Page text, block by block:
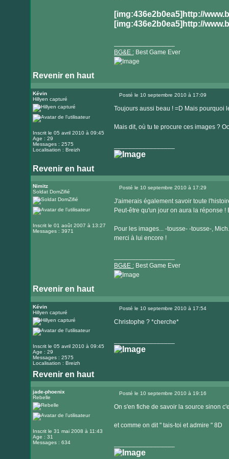
[img:436e2b0ea5]http://
[img:436e2b0ea5]http://
BG&E :Best Game Ever
Revenir en haut
le
internet
Kévin
Hillyen capturé
Inscrit le 05 avril 2010 à 09:45
Age : 29
Messages : 2575
Localisation : Breizh
Posté le 10 septembre 2010 à 17:09
Toujours aussi beau ! =D Mais pourquoi
Mais dit, où tu te procure ces images ?
Revenir en haut
Nimitz
Soldat DomZifié
Inscrit le 01 août 2007 à 13:27
Messages : 3971
Posté le 10 septembre 2010 à 17:29
J'aimerais également savoir toute
Peut-être qu'un jour on aura la réponse !
Pour les images... -tousse- -tousse-,
merci à lui encore !
BG&E :Best Game Ever
Revenir en haut
le
internet
Kévin
Hillyen capturé
Inscrit le 05 avril 2010 à 09:45
Age : 29
Messages : 2575
Localisation : Breizh
Posté le 10 septembre 2010 à 17:54
Christophe ? *cherche*
Revenir en haut
jade-phoenix
Rebelle
Inscrit le 31 mai 2008 à 11:43
Age : 31
Messages : 634
Posté le 10 septembre 2010 à 19:16
On s'en fiche de savoir la source sinon
et comme on dit " tais-toi et admire " 8D